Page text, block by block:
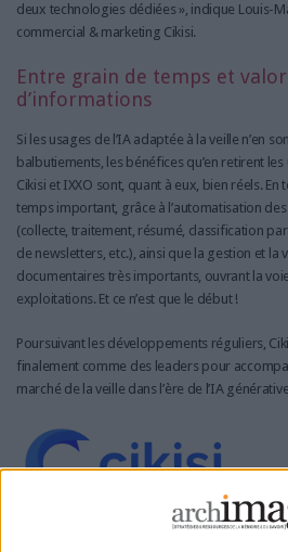
deux technologies dédiées », indique Louis-
commercial & marketing Cikisi.
Entre grain de temps et
d’informations
Si les usages de l’IA adaptée à la veille n’en
balbutiements, les bénéfices qu’en retirent
Cikisi et IXXO sont, quant à eux, bien réels. En
temps important, grâce à l’automatisation
(collecte, traitement, résumé, classification
de newsletters, etc.), ainsi que la gestion et la
documentaires très importants, ouvrant la
exploitations. Et ce n’est que le début !
Poursuivant les développements réguliers,
finalement comme des leaders pour
marché de la veille dans l’ère de l’IA